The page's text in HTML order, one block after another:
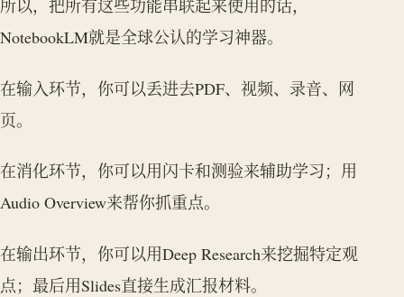
所以，把所有这些功能串联起来使用的话，
NotebookLM就是全球公认的学习神器。
在输入环节，你可以丢进去PDF、视频、录音、网
页。
在消化环节，你可以用闪卡和测验来辅助学习；用
Audio Overview来帮你抓重点。
在输出环节，你可以用Deep Research来挖掘特定观
点；最后用Slides直接生成汇报材料。